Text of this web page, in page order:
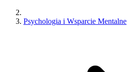
Psychologia i Wsparcie Mentalne